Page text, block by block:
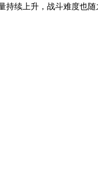
续上升，战斗难度也